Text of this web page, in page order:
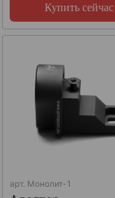
Купить сейчас
арт. Монолит-1